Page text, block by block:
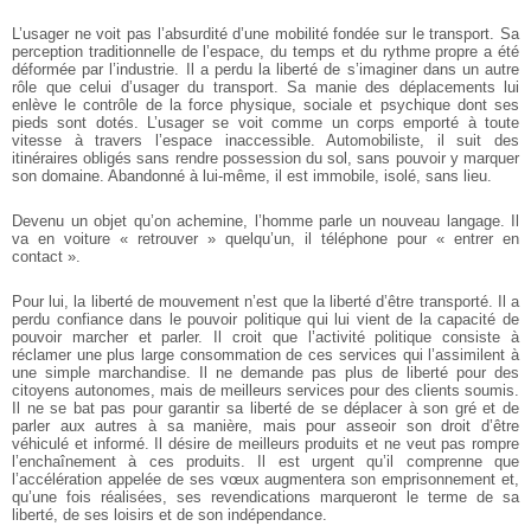
L’usager ne voit pas l’absurdité d’une mobilité fondée sur le transport. Sa
perception traditionnelle de l’espace, du temps et du rythme propre a été
déformée par l’industrie. Il a perdu la liberté de s’imaginer dans un autre
rôle que celui d’usager du transport. Sa manie des déplacements lui
enlève le contrôle de la force physique, sociale et psychique dont ses
pieds sont dotés. L’usager se voit comme un corps emporté à toute
vitesse à travers l’espace inaccessible. Automobiliste, il suit des
itinéraires obligés sans rendre possession du sol, sans pouvoir y marquer
son domaine. Abandonné à lui-même, il est immobile, isolé, sans lieu.
Devenu un objet qu’on achemine, l’homme parle un nouveau langage. Il
va en voiture « retrouver » quelqu’un, il téléphone pour « entrer en
contact ».
Pour lui, la liberté de mouvement n’est que la liberté d’être transporté. Il a
perdu confiance dans le pouvoir politique qui lui vient de la capacité de
pouvoir marcher et parler. Il croit que l’activité politique consiste à
réclamer une plus large consommation de ces services qui l’assimilent à
une simple marchandise. Il ne demande pas plus de liberté pour des
citoyens autonomes, mais de meilleurs services pour des clients soumis.
Il ne se bat pas pour garantir sa liberté de se déplacer à son gré et de
parler aux autres à sa manière, mais pour asseoir son droit d’être
véhiculé et informé. Il désire de meilleurs produits et ne veut pas rompre
l’enchaînement à ces produits. Il est urgent qu’il comprenne que
l’accélération appelée de ses vœux augmentera son emprisonnement et,
qu’une fois réalisées, ses revendications marqueront le terme de sa
liberté, de ses loisirs et de son indépendance.